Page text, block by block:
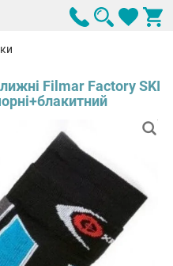
Filmar Factory SKI